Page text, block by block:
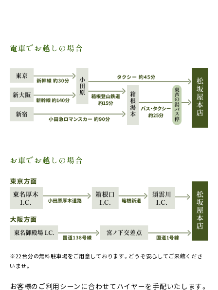
電車でお越しの場合
お車でお越しの場合
※22台分の無料駐車場をご用意しております。どうぞ安心してご来館くださ
いませ。
お客様のご利用シーンに合わせてハイヤーを手配いたします。